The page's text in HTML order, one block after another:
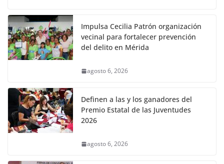
Impulsa Cecilia Patrón organización
vecinal para fortalecer prevención
del delito en Mérida
agosto 6, 2026
Definen a las y los ganadores del
Premio Estatal de las Juventudes
2026
agosto 6, 2026